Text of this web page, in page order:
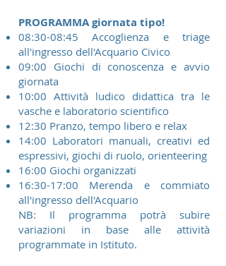
PROGRAMMA giornata tipo!
08:30-08:45 Accoglienza e triage
all'ingresso dell'Acquario Civico
09:00 Giochi di conoscenza e avvio
giornata
10:00 Attività ludico didattica tra le
vasche e laboratorio scientifico
12:30 Pranzo, tempo libero e relax
14:00 Laboratori manuali, creativi ed
espressivi, giochi di ruolo, orienteering
16:00 Giochi organizzati
16:30-17:00 Merenda e commiato
all'ingresso dell'Acquario
​NB: Il programma potrà subire
variazioni in base alle attività
programmate in Istituto.